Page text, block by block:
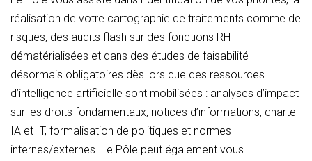
réalisation de votre cartographie de traitements comme de
risques, des audits flash sur des fonctions RH
dématérialisées et dans des études de faisabilité
désormais obligatoires dès lors que des ressources
d’intelligence artificielle sont mobilisées : analyses d’impact
sur les droits fondamentaux, notices d’informations, charte
IA et IT, formalisation de politiques et normes
internes/externes. Le Pôle peut également vous